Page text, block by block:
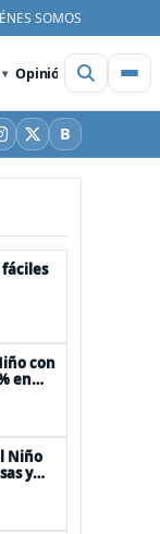
SOMOS
Opinión Videos
X BBluesky
con
en
Niño
y